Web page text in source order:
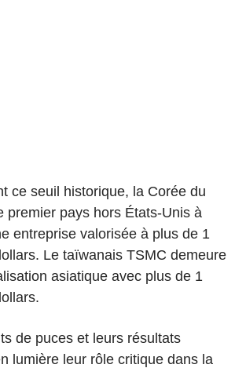
ce seuil historique, la Corée du
premier pays hors États-Unis à
entreprise valorisée à plus de 1
Le taïwanais TSMC demeure
asiatique avec plus de 1
de puces et leurs résultats
lumière leur rôle critique dans la